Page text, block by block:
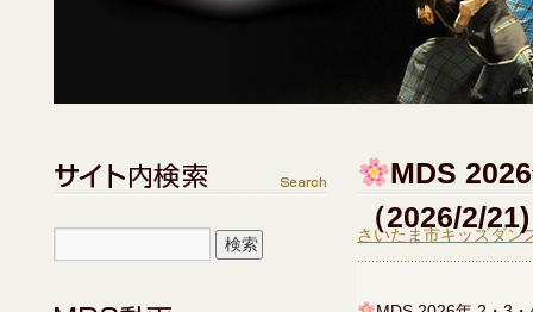
MDS
（2026/2/21)
さいたま市キッズダン